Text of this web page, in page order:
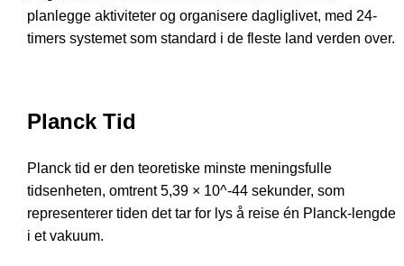
planlegge aktiviteter og organisere dagliglivet, med 24-
timers systemet som standard i de fleste land verden over.
Planck Tid
Planck tid er den teoretiske minste meningsfulle
tidsenheten, omtrent 5,39 × 10^-44 sekunder, som
representerer tiden det tar for lys å reise én Planck-lengde
i et vakuum.